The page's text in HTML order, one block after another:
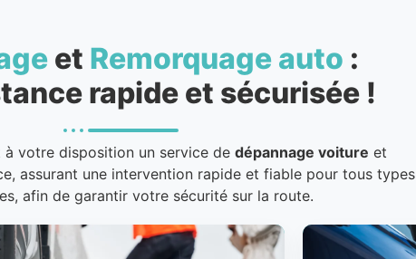
et Remorquage auto :
rapide et sécurisée !
votre disposition un service de dépannage voiture et
assurant une intervention rapide et fiable pour tous types
afin de garantir votre sécurité sur la route.